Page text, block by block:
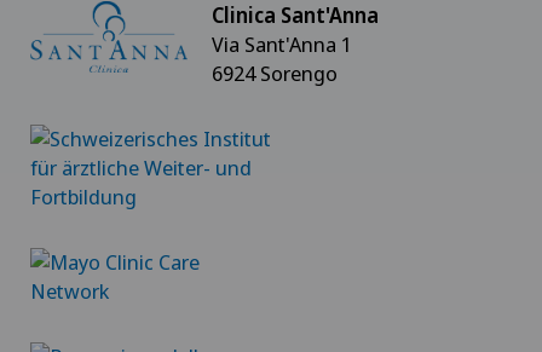
Clinica Sant'Anna
Via Sant'Anna 1
6924 Sorengo